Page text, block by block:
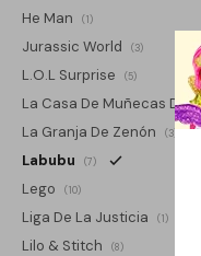
He Man (1)
Jurassic World (3)
L.O.L Surprise (5)
La Casa De Muñecas De
La Granja De Zenón (3)
Labubu (7)
Lego (10)
Liga De La Justicia (1)
Lilo & Stitch (8)